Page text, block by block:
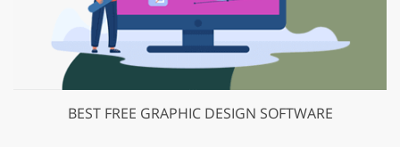
BEST FREE GRAPHIC DESIGN SOFTWARE